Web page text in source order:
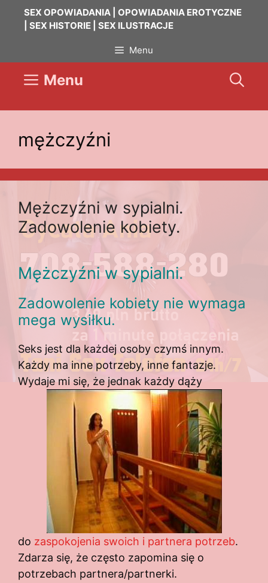
PrzejdźSEX OPOWIADANIA | OPOWIADANIA EROTYCZNE
| SEX HISTORIE | SEX ILUSTRACJE
Menu
Menu
mężczyźni
Mężczyźni w sypialni.
Zadowolenie kobiety.
Mężczyźni w sypialni.
Zadowolenie kobiety nie wymaga
mega wysiłku.
Seks jest dla każdej osoby czymś innym.
Każdy ma inne potrzeby, inne fantazje.
Wydaje mi się, że jednak każdy dąży
do zaspokojenia swoich i partnera potrzeb.
Zdarza się, że często zapomina się o
potrzebach partnera/partnerki.